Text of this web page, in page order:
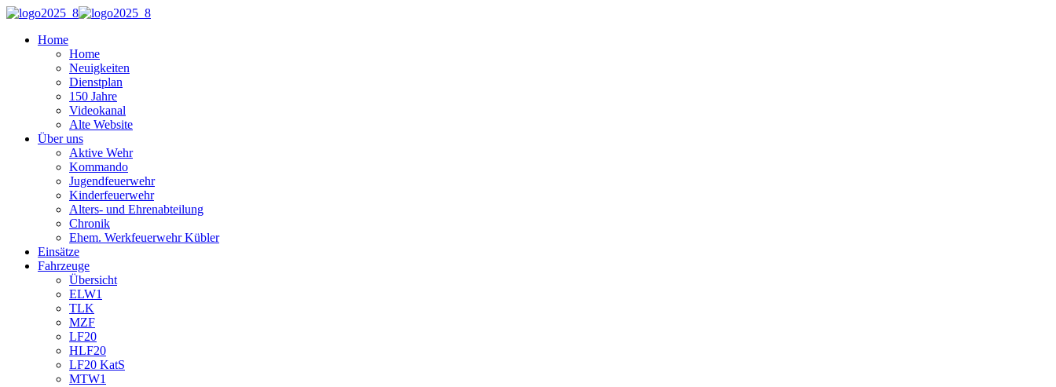
Home
Home
Neuigkeiten
Dienstplan
150 Jahre
Videokanal
Alte Website
Über uns
Aktive Wehr
Kommando
Jugendfeuerwehr
Kinderfeuerwehr
Alters- und Ehrenabteilung
Chronik
Ehem. Werkfeuerwehr Kübler
Einsätze
Fahrzeuge
Übersicht
ELW1
TLK
MZF
LF20
HLF20
LF20 KatS
MTW1